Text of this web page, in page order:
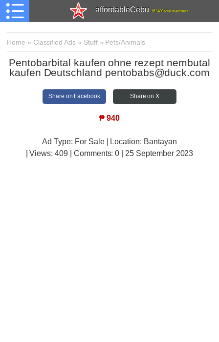
affordableCebu 161,480 total members
Home » Classified Ads » Stuff» Pets/Animals
Pentobarbital kaufen ohne rezept nembutal
kaufen Deutschland pentobabs@duck.com
Share on Facebook Share on X
₱ 940
Ad Type: For Sale | Location: Bantayan
| Views:409 | Comments:0 | 25 September 2023